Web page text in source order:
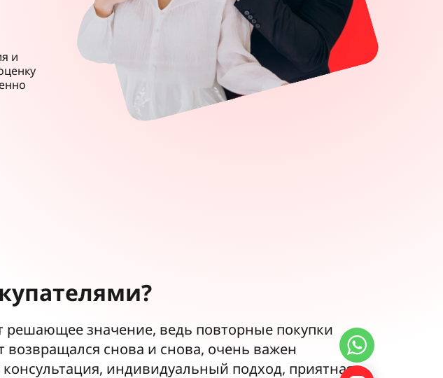
и
значение, ведь повторные покупки
снова и снова, очень важен
индивидуальный подход, приятная